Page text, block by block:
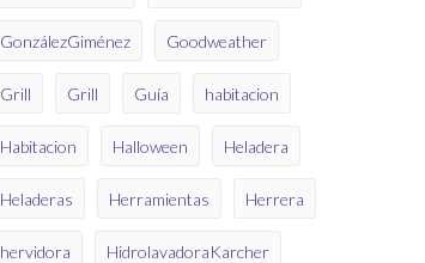
esta época de mucho calor!
GonzálezGiménez Goodweather
Grill Grill Guía habitacion
Habitacion Halloween Heladera
Heladeras Herramientas Herrera
hervidora HidrolavadoraKarcher